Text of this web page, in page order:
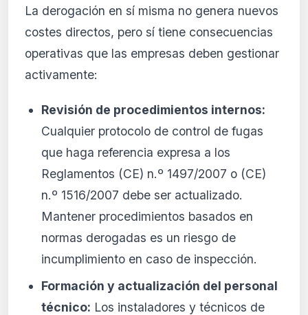
La derogación en sí misma no genera nuevos
costes directos, pero sí tiene consecuencias
operativas que las empresas deben gestionar
activamente:
Revisión de procedimientos internos:
Cualquier protocolo de control de fugas
que haga referencia expresa a los
Reglamentos (CE) n.º 1497/2007 o (CE)
n.º 1516/2007 debe ser actualizado.
Mantener procedimientos basados en
normas derogadas es un riesgo de
incumplimiento en caso de inspección.
Formación y actualización del personal
técnico: Los instaladores y técnicos de